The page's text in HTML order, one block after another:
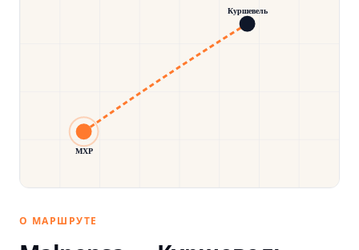
MXP
Куршевель
О МАРШРУТЕ